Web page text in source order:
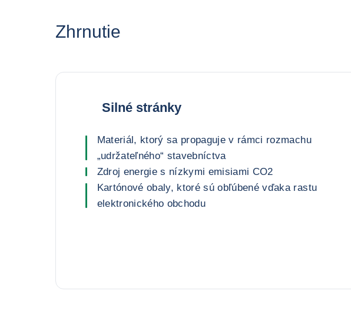
Zhrnutie
Silné stránky
Materiál, ktorý sa propaguje v rámci rozmachu
„udržateľného“ stavebníctva
Zdroj energie s nízkymi emisiami CO2
Kartónové obaly, ktoré sú obľúbené vďaka rastu
elektronického obchodu